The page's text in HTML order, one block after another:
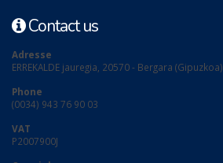
Contact us
Adresse
ERREKALDE jauregia, 20570 - Bergara (Gipuzkoa)
Phone
(0034) 943 76 90 03
VAT
P2007900J